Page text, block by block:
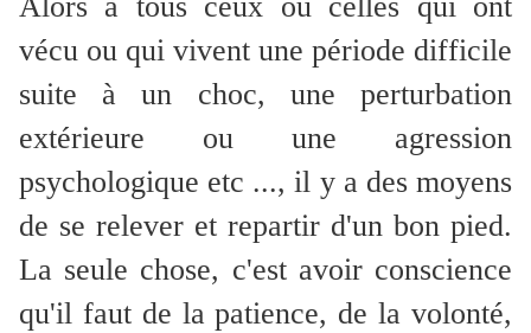
vécu ou qui vivent une période difficile
suite à un choc, une perturbation
extérieure ou une agression
psychologique etc ..., il y a des moyens
de se relever et repartir d'un bon pied.
La seule chose, c'est avoir conscience
qu'il faut de la patience, de la volonté,